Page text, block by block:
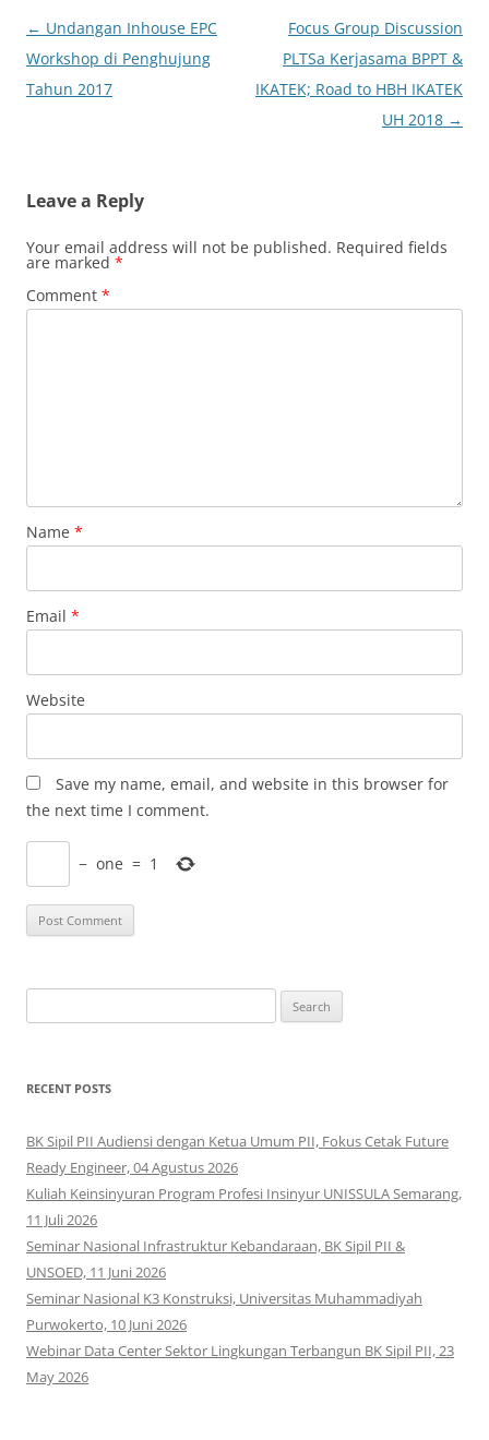
Post
navigation
← Undangan Inhouse EPC
Workshop di Penghujung
Tahun 2017
Focus Group Discussion
PLTSa Kerjasama BPPT &
IKATEK; Road to HBH IKATEK
UH 2018 →
Leave a Reply
Your email address will not be published. Required fields
are marked *
Comment *
Name *
Email *
Website
Save my name, email, and website in this browser for
the next time I comment.
− one = 1
for:
RECENT POSTS
BK Sipil PII Audiensi dengan Ketua Umum PII, Fokus Cetak Future
Ready Engineer, 04 Agustus 2026
Kuliah Keinsinyuran Program Profesi Insinyur UNISSULA Semarang,
11 Juli 2026
Seminar Nasional Infrastruktur Kebandaraan, BK Sipil PII &
UNSOED, 11 Juni 2026
Seminar Nasional K3 Konstruksi, Universitas Muhammadiyah
Purwokerto, 10 Juni 2026
Webinar Data Center Sektor Lingkungan Terbangun BK Sipil PII, 23
May 2026